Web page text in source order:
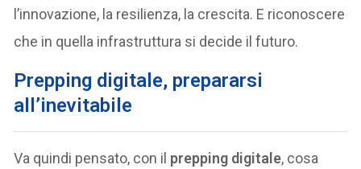
l’innovazione, la resilienza, la crescita. E riconoscere
che in quella infrastruttura si decide il futuro.
Prepping digitale, prepararsi
all’inevitabile
Va quindi pensato, con il prepping digitale, cosa